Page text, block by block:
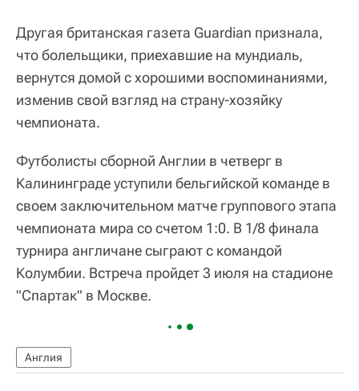
Другая британская газета Guardian признала,
что болельщики, приехавшие на мундиаль,
вернутся домой с хорошими воспоминаниями,
изменив свой взгляд на страну-хозяйку
чемпионата.
Футболисты сборной Англии в четверг в
Калининграде уступили бельгийской команде в
своем заключительном матче группового этапа
чемпионата мира со счетом 1:0. В 1/8 финала
турнира англичане сыграют с командой
Колумбии. Встреча пройдет 3 июля на стадионе
"Спартак" в Москве.
Англия